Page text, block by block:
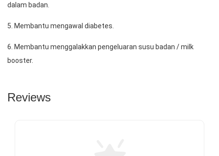
dalam badan.
5. Membantu mengawal diabetes.
6. Membantu menggalakkan pengeluaran susu badan / milk
booster.
Reviews